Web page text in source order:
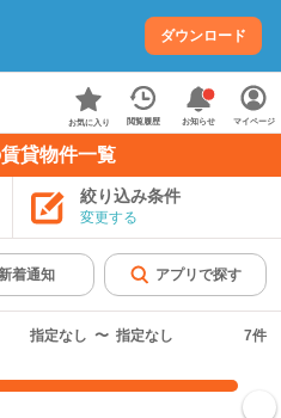
ダウンロード
お気に入り 閲覧履歴 お知らせ マイページ
貸物件一覧
絞り込み条件
変更する
着通知 アプリで探す
指定なし 〜 指定なし 7件